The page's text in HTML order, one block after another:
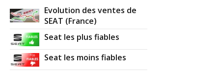
Evolution des ventes de
SEAT (France)
Seat les plus fiables
Seat les moins fiables